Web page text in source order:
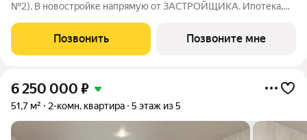
№2). В новостройке напрямую от ЗАСТРОЙЩИКА. Ипотека,
отделки, Отопление и горячее водоснабжение: В доме своя
крышная газовая
Позвонить Позвоните мне
6 250 000 ₽
51,7 м² 2-комн. квартира 5 этаж из 5